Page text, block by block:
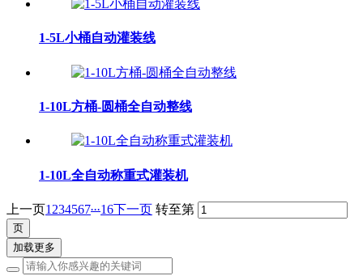
1-5L小桶自动灌装线
1-10L方桶-圆桶全自动整线
1-10L全自动称重式灌装机
上一页1 234567...16下一页 转至第
加载更多